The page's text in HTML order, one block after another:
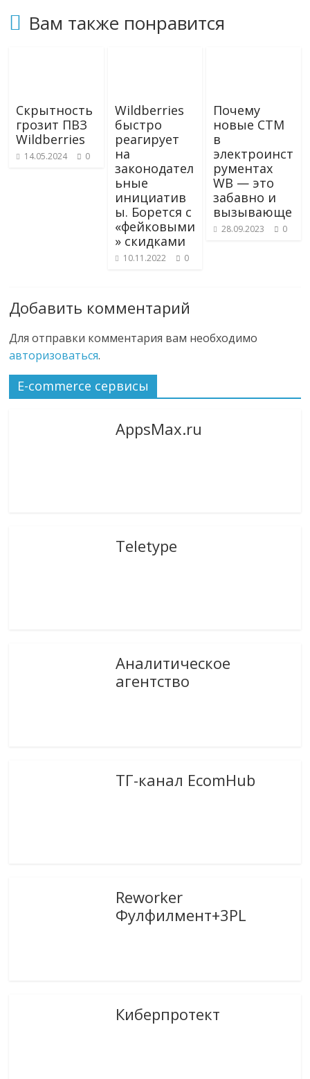
Вам также понравится
Скрытность
грозит ПВЗ
Wildberries
14.05.2024 0
Wildberries
быстро
реагирует
на
законодател
ьные
инициатив
ы. Борется с
«фейковыми
» скидками
10.11.2022 0
Почему
новые СТМ
в
электроинст
рументах
WB — это
забавно и
вызывающе
28.09.2023 0
Добавить комментарий
Для отправки комментария вам необходимо
авторизоваться.
E-commerce сервисы
AppsMax.ru
Teletype
Аналитическое
агентство
ТГ-канал EcomHub
Reworker
Фулфилмент+3PL
Киберпротект